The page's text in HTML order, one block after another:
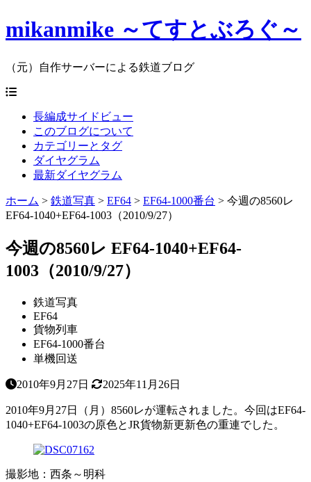
mikanmike ～てすとぶろぐ～
（元）自作サーバーによる鉄道ブログ
長編成サイドビュー
このブログについて
カテゴリーとタグ
ダイヤグラム
最新ダイヤグラム
ホーム > 鉄道写真 > EF64 > EF64-1000番台 > 今週の8560レ
EF64-1040+EF64-1003（2010/9/27）
今週の8560レ EF64-1040+EF64-
1003（2010/9/27）
鉄道写真
EF64
貨物列車
EF64-1000番台
単機回送
2010年9月27日 2025年11月26日
2010年9月27日（月）8560レが運転されました。今回はEF64-
1040+EF64-1003の原色とJR貨物新更新色の重連でした。
撮影地：西条～明科